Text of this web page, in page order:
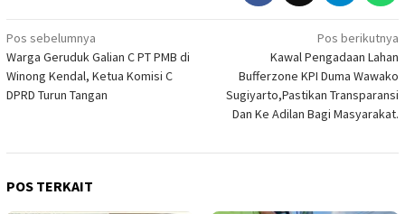
Navigasi
pos
Pos sebelumnya
Warga Geruduk Galian C PT PMB di
Winong Kendal, Ketua Komisi C
DPRD Turun Tangan
Pos berikutnya
Kawal Pengadaan Lahan
Bufferzone KPI Duma Wawako
Sugiyarto,Pastikan Transparansi
Dan Ke Adilan Bagi Masyarakat.
POS TERKAIT